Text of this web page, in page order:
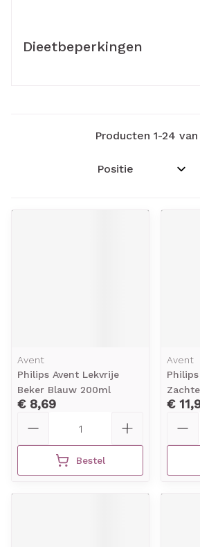
Dieetbeperkingen
Producten 1-24 van
Sorteer op:
Avent
Philips Avent Lekvrije
Beker Blauw 200ml
€ 8,69
Bestel
Avent
€